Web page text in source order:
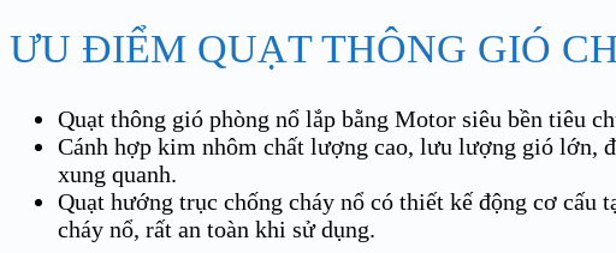
ƯU ĐIỂM QUẠT THÔNG GIÓ
Quạt thông gió phòng nổ lắp bằng Motor siêu bền tiêu
Cánh hợp kim nhôm chất lượng cao, lưu lượng gió lớn,
xung quanh.
Quạt hướng trục chống cháy nổ có thiết kế động cơ cấu
cháy nổ, rất an toàn khi sử dụng.